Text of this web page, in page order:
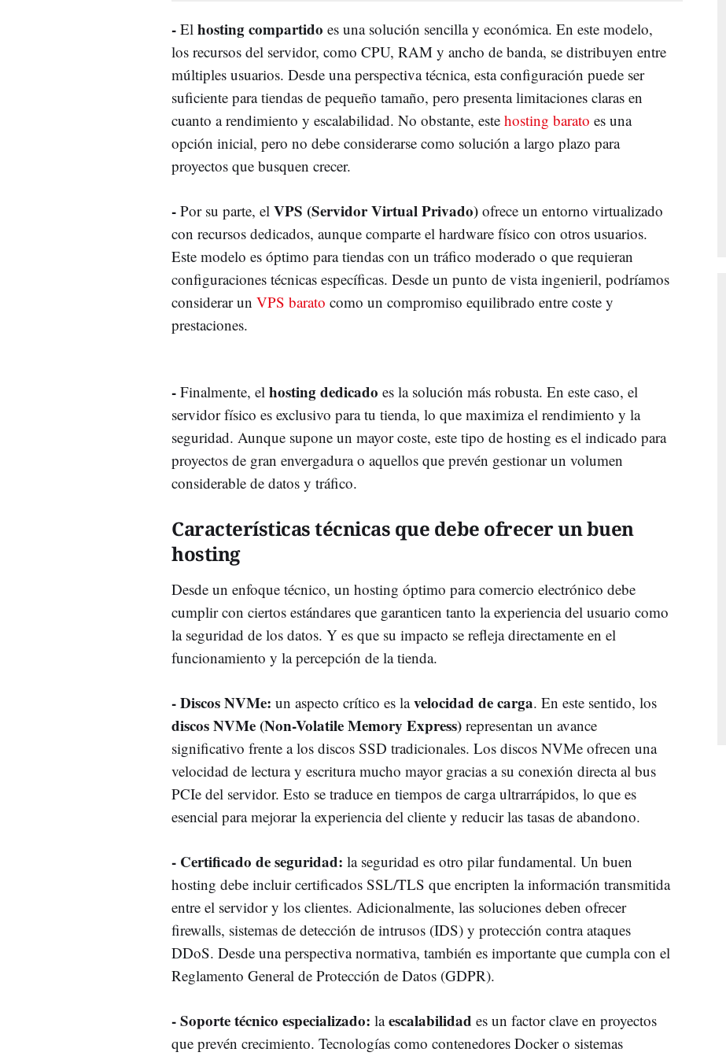
- El hosting compartido es una solución sencilla y económica. En este modelo,
los recursos del servidor, como CPU, RAM y ancho de banda, se distribuyen entre
múltiples usuarios. Desde una perspectiva técnica, esta configuración puede ser
suficiente para tiendas de pequeño tamaño, pero presenta limitaciones claras en
cuanto a rendimiento y escalabilidad. No obstante, este hosting barato es una
opción inicial, pero no debe considerarse como solución a largo plazo para
proyectos que busquen crecer.
- Por su parte, el VPS (Servidor Virtual Privado) ofrece un entorno virtualizado
con recursos dedicados, aunque comparte el hardware físico con otros usuarios.
Este modelo es óptimo para tiendas con un tráfico moderado o que requieran
configuraciones técnicas específicas. Desde un punto de vista ingenieril, podríamos
considerar un VPS barato como un compromiso equilibrado entre coste y
prestaciones.
- Finalmente, el hosting dedicado es la solución más robusta. En este caso, el
servidor físico es exclusivo para tu tienda, lo que maximiza el rendimiento y la
seguridad. Aunque supone un mayor coste, este tipo de hosting es el indicado para
proyectos de gran envergadura o aquellos que prevén gestionar un volumen
considerable de datos y tráfico.
Características técnicas que debe ofrecer un buen
hosting
Desde un enfoque técnico, un hosting óptimo para comercio electrónico debe
cumplir con ciertos estándares que garanticen tanto la experiencia del usuario como
la seguridad de los datos. Y es que su impacto se refleja directamente en el
funcionamiento y la percepción de la tienda.
-Discos NVMe: un aspecto crítico es lavelocidad de carga. En este sentido, los
discos NVMe (Non-Volatile Memory Express) representan un avance
significativo frente a los discos SSD tradicionales. Los discos NVMe ofrecen una
velocidad de lectura y escritura mucho mayor gracias a su conexión directa al bus
PCIe del servidor. Esto se traduce en tiempos de carga ultrarrápidos, lo que es
esencial para mejorar la experiencia del cliente y reducir las tasas de abandono.
- Certificado de seguridad: la seguridad es otro pilar fundamental. Un buen
hosting debe incluir certificados SSL/TLS que encripten la información transmitida
entre el servidor y los clientes. Adicionalmente, las soluciones deben ofrecer
firewalls, sistemas de detección de intrusos (IDS) y protección contra ataques
DDoS. Desde una perspectiva normativa, también es importante que cumpla con el
Reglamento General de Protección de Datos (GDPR).
-Soporte técnico especializado: laescalabilidad es un factor clave en proyectos
que prevén crecimiento. Tecnologías como contenedores Docker o sistemas